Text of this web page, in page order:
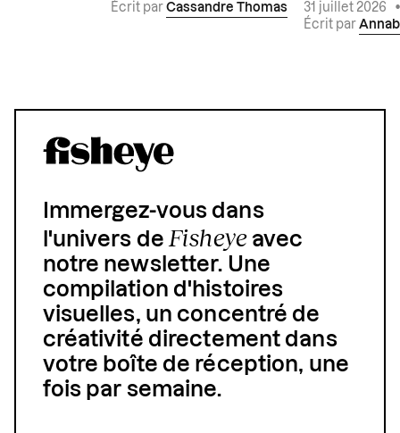
Écrit par Cassandre Thomas 31 juillet 2026
Écrit par
Immergez-vous dans
l'univers deFisheyeavec
notre newsletter. Une
compilation d'histoires
visuelles, un concentré de
créativité directement dans
votre boîte de réception, une
fois par semaine.